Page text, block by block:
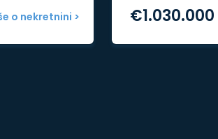
o nekretnini > €1.030.000